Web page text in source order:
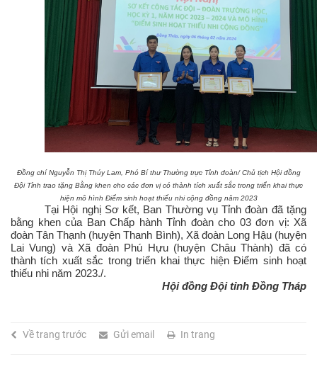
Đồng chí Nguyễn Thị Thúy Lam, Phó Bí thư Thường trực Tỉnh đoàn/ Chủ tịch Hội đồng
Đội Tỉnh trao tặng Bằng khen cho các đơn vị có thành tích xuất sắc trong triển khai thực
hiện mô hình Điểm sinh hoạt thiếu nhi cộng đồng năm 2023
Tại Hội nghị Sơ kết, Ban Thường vụ Tỉnh đoàn đã tặng
bằng khen của Ban Chấp hành Tỉnh đoàn cho 03 đơn vị: Xã
đoàn Tân Thạnh (huyện Thanh Bình), Xã đoàn Long Hậu (huyện
Lai Vung) và Xã đoàn Phú Hựu (huyện Châu Thành) đã có
thành tích xuất sắc trong triển khai thực hiện Điểm sinh hoạt
thiếu nhi năm 2023./.
Hội đồng Đội tỉnh Đồng Tháp
Về trang trước Gửi email In trang